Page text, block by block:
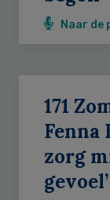
Naar de
171
Fenna
zorg
gevoel’